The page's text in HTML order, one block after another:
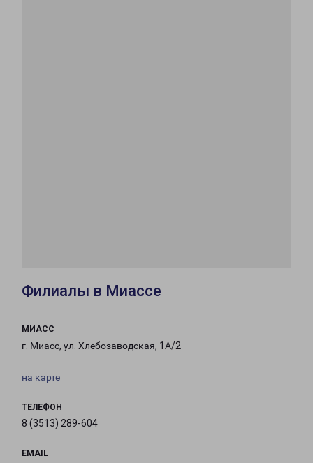
Филиалы в Миассе
МИАСС
г. Миасс, ул. Хлебозаводская, 1А/2
на карте
ТЕЛЕФОН
8 (3513) 289-604
EMAIL